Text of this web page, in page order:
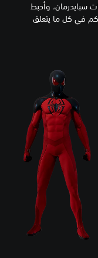
سبايدرمان، وأحبط
في كل ما يتعلق